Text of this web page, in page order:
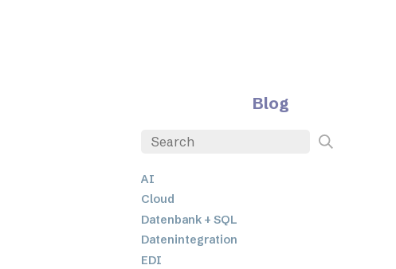
Blog
AI
Cloud
Datenbank + SQL
Datenintegration
EDI